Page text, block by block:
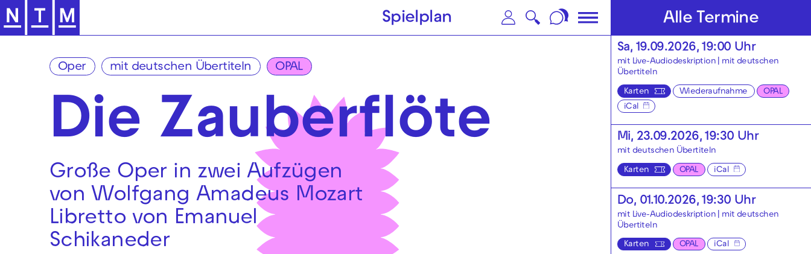
Zur Hauptnavigation springen Zum Hauptinhalt springen Zum Footer springen
Spielplan
Oper mit deutschen Übertiteln OPAL
Die Zauberflöte
Große Oper in zwei Aufzügen
von Wolfgang Amadeus Mozart
Libretto von Emanuel
Schikaneder
Alle Termine
Sa, 19.09.2026, 19:00 Uhr
mit Live-Audiodeskription
mit deutschen
Übertiteln
Karten Wiederaufnahme
OPAL
iCal
Mi, 23.09.2026, 19:30 Uhr
mit deutschen Übertiteln
Karten OPAL iCal
Do, 01.10.2026, 19:30 Uhr
mit Live-Audiodeskription
mit deutschen
Übertiteln
Karten OPAL iCal